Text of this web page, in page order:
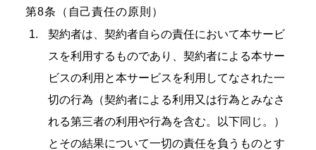
第8条（自己責任の原則）
契約者は、契約者自らの責任において本サービ
スを利用するものであり、契約者による本サー
ビスの利用と本サービスを利用してなされた一
切の行為（契約者による利用又は行為とみなさ
れる第三者の利用や行為を含む。以下同じ。）
とその結果について一切の責任を負うものとす